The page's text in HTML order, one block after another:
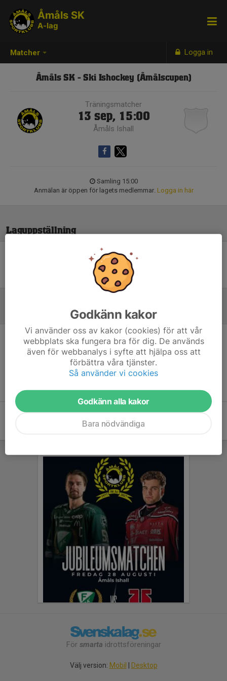
Matcher Logga in
Åmåls SK
A-lag
Åmåls SK - Ski Ishockey (Åmålscupen)
Träningsmatcher
13 sep, 15:00
Åmåls Ishall
Samling 15:00
Anmälan är öppen för lagets medlemmar. Logga in här
Laguppställning
Ingen uppställning ifylld
Inget skrivet
För smarta idrottsföreningar
Välj version: Mobil Desktop
Godkänn kakor
Vi använder oss av kakor (cookies) för att vår
webbplats ska fungera bra för dig. De används
även för webbanalys i syfte att hjälpa oss att
förbättra våra tjänster.
Så använder vi cookies
Godkänn alla kakor
Bara nödvändiga